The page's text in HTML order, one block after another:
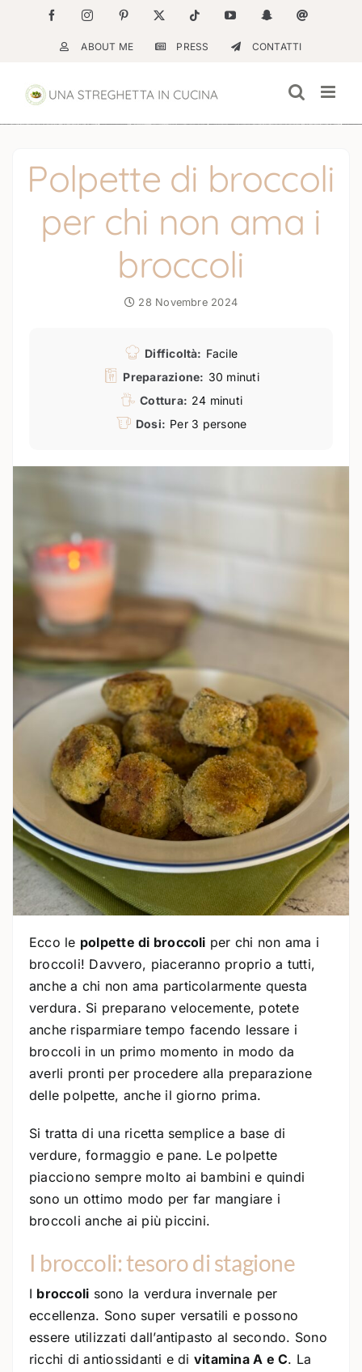
contenuto
FacebookInstagramPinterest Tiktok YouTubeSnapchatEmail
ABOUT ME PRESS CONTATTI
Polpette di broccoli
per chi non ama i
broccoli
28 Novembre 2024
Difficoltà: Facile
Preparazione: 30 minuti
Cottura: 24 minuti
Dosi: Per 3 persone
Ecco le polpette di broccoli per chi non ama i
broccoli! Davvero, piaceranno proprio a tutti,
anche a chi non ama particolarmente questa
verdura. Si preparano velocemente, potete
anche risparmiare tempo facendo lessare i
broccoli in un primo momento in modo da
averli pronti per procedere alla preparazione
delle polpette, anche il giorno prima.
Si tratta di una ricetta semplice a base di
verdure, formaggio e pane. Le polpette
piacciono sempre molto ai bambini e quindi
sono un ottimo modo per far mangiare i
broccoli anche ai più piccini.
I broccoli: tesoro di stagione
I broccoli sono la verdura invernale per
eccellenza. Sono super versatili e possono
essere utilizzati dall’antipasto al secondo. Sono
ricchi di antiossidanti e di vitamina A e C. La